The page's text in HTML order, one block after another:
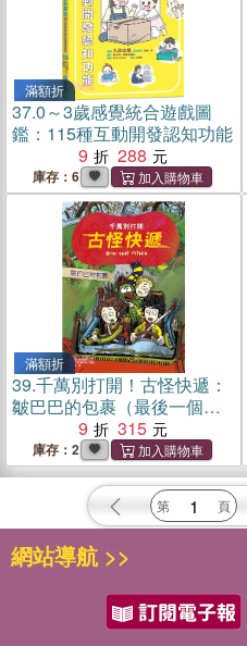
滿額折
37.0～3歲感覺統合遊戲圖
鑑：115種互動開發認知功能
9
288
庫存：6
滿額折
39.千萬別打開！古怪快遞：
皺巴巴的包裹（最後一個包
裏，最重要的祕密）
9 315
庫存：2
網站導航 >>